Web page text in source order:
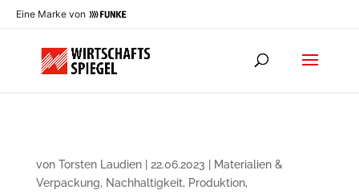
Eine Marke von
von Torsten Laudien| 22.06.2023
Materialien &
Verpackung, Nachhaltigkeit, Produktion,